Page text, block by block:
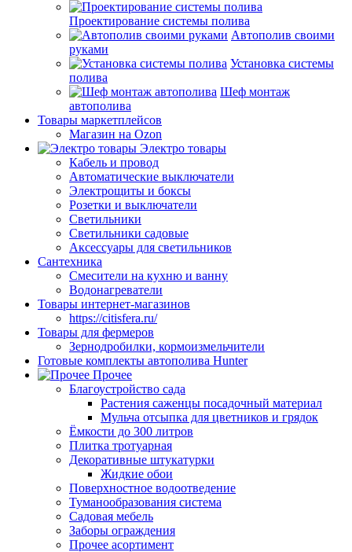
Проектирование системы полива
Автополив своими
руками
Установка системы
полива
Шеф монтаж
автополива
Товары маркетплейсов
Магазин на Ozon
Электро товары
Кабель и провод
Автоматические выключатели
Электрощиты и боксы
Розетки и выключатели
Светильники
Светильники садовые
Аксессуары для светильников
Сантехника
Смесители на кухню и ванну
Водонагреватели
Товары интернет-магазинов
https://citisfera.ru/
Товары для фермеров
Зернодробилки, кормоизмельчители
Готовые комплекты автополива Hunter
Прочее
Благоустройство сада
Растения саженцы посадочный материал
Мульча отсыпка для цветников и грядок
Ёмкости до 300 литров
Плитка тротуарная
Декоративные штукатурки
Жидкие обои
Поверхностное водоотведение
Туманообразования система
Садовая мебель
Заборы ограждения
Прочее асортимент